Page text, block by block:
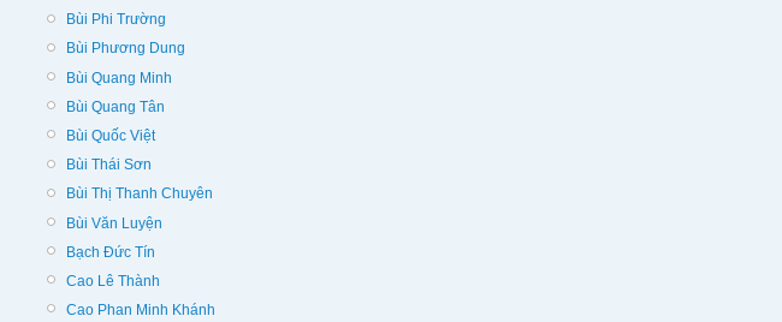
Bùi Phi Trường
Bùi Phương Dung
Bùi Quang Minh
Bùi Quang Tân
Bùi Quốc Việt
Bùi Thái Sơn
Bùi Thị Thanh Chuyên
Bùi Văn Luyện
Bạch Đức Tín
Cao Lê Thành
Cao Phan Minh Khánh